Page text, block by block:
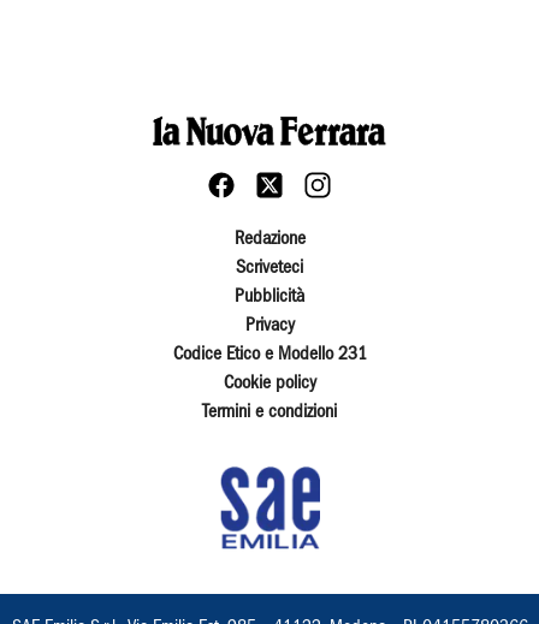
Redazione
Scriveteci
Pubblicità
Privacy
Codice Etico e Modello 231
Cookie policy
Termini e condizioni